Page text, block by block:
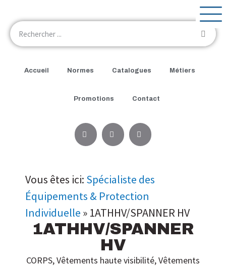
Accueil Normes Catalogues Métiers
Promotions Contact
Vous êtes ici: Spécialiste des
Équipements & Protection
Individuelle » 1ATHHV/SPANNER HV
1ATHHV/SPANNER
HV
CORPS,Vêtements haute visibilité,Vêtements